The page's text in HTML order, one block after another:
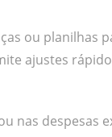
ou planilhas
ajustes
nas despesas